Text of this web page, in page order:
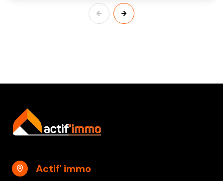
Actif' immo